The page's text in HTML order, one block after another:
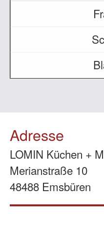
Adresse
LOMIN Küchen +
Merianstraße 10
48488 Emsbüren